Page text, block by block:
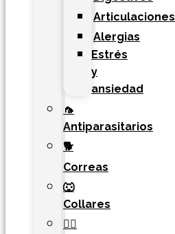
Articulaciones
Alergias
Estrés
y
ansiedad
🦟
Antiparasitarios
🐕
Correas
🐺
Collares
🐕‍🦺